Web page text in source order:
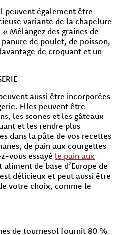
peuvent également être
variante de la chapelure
Mélangez des graines de
de poulet, de poisson,
de croquant et un
aussi être incorporées
Elles peuvent être
les scones et les gâteaux
et les rendre plus
dans la pâte de vos recettes
de pain aux courgettes
vous essayé le pain aux
aliment de base d’Europe de
délicieux et peut aussi être
votre choix, comme le
de tournesol fournit 80 %